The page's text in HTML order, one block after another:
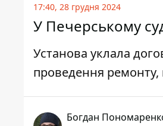
17:40, 28 грудня 2024
У Печерському
Установа уклала
проведення ремонту,
Богдан